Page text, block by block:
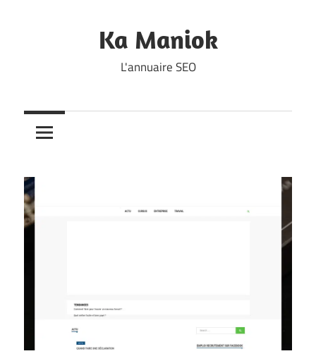
Ka Maniok
L'annuaire SEO